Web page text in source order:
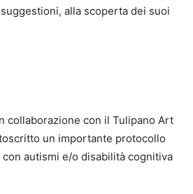
alla scoperta dei suoi
collaborazione con il Tulipano Art
un importante protocollo
autismi e/o disabilità cognitiva